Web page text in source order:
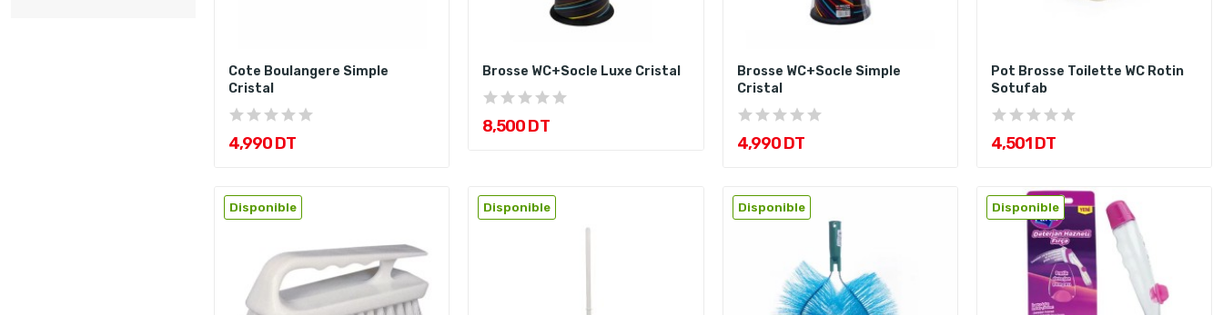
Cote Boulangere Simple
Cristal
4,990 DT
Brosse WC+Socle Luxe Cristal
8,500 DT
Brosse WC+Socle Simple
Cristal
4,990 DT
Pot Brosse Toilette WC Rotin
Sotufab
4,501 DT
Disponible Disponible Disponible Disponible